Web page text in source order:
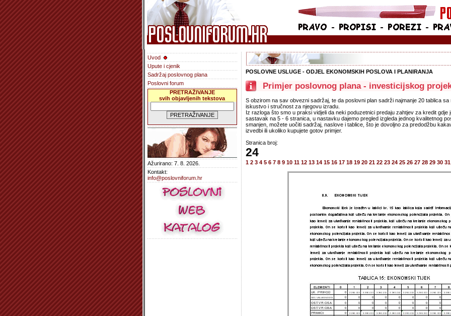
Uvod
Upute i cjenik
Sadržaj poslovnog plana
Poslovni forum
PRETRAŽIVANJE
svih objavljenih tekstova
Ažurirano: 7. 8. 2026.
Kontakt:
info@poslovniforum.hr
POSLOVNE USLUGE - ODJEL EKONOMSKIH POSLOVA I PLANIRANJA
Primjer poslovnog plana - investicijskog
S obzirom na sav obvezni sadržaj, te da poslovni plan sadrži najmanje 20 tablica
iskustvo i stručnost za njegovu izradu.
Iz razloga što smo u praksi vidjeli da neki poduzetnici predaju zahtjev za kredit gdje
sastavak na 5 - 6 stranica, u nastavku dajemo pregled izgleda jednog kvalitetnog
smanjen, možete uočiti sadržaj, naslove i tablice, što je dovoljno za predodžbu
izvedbi ili ukoliko kupujete gotov primjer.
Stranica broj:
24
1 2 3 4 5 6 7 8 9 10 11 12 13 14 15 16 17 18 19 20 21 22 23 24 25 26 27 28 29 30 31